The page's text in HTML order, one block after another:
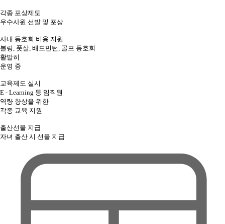
각종 포상제도
우수사원 선발 및 포상
사내 동호회 비용 지원
볼링, 풋살, 배드민턴, 골프 동호회
활발히
운영 중
교육제도 실시
E - Learning 등 임직원
역량 향상을 위한
각종 교육 지원
출산선물 지급
자녀 출산 시 선물 지급